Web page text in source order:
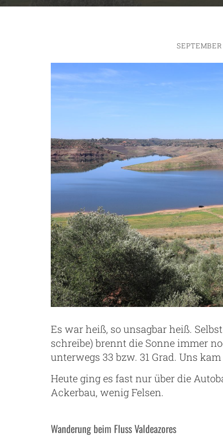
Es war heiß, so unsagbar heiß.
schreibe) brennt die Sonne immer
unterwegs 33 bzw. 31 Grad. Uns
Heute ging es fast nur über die
Ackerbau, wenig Felsen.
Wanderung beim Fluss Valdeazores